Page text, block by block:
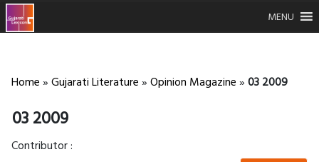
MENU
Home » Gujarati Literature » Opinion Magazine » 03 2009
03 2009
Contributor :